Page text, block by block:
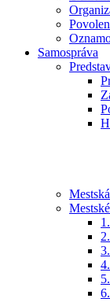
Samospráva